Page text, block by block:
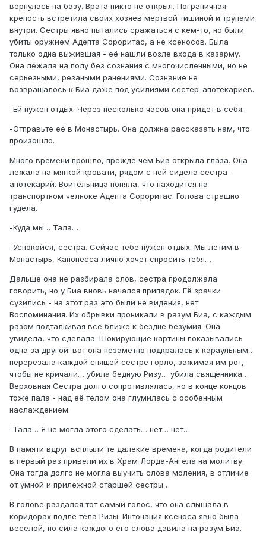
вернулась на базу. Врата никто не открыл. Пограничная
крепость встретила своих хозяев мертвой тишиной и трупами
внутри. Сестры явно пытались сражаться с кем-то, но были
убиты оружием Адепта Сороритас, а не ксеносов. Была
только одна выжившая - её нашли возле входа в казарму.
Она лежала на полу без сознания с многочисленными, но не
серьезными, резаными ранениями. Сознание не
возвращалось к Биа даже под усилиями сестер-апотекариев.
-Ей нужен отдых. Через несколько часов она придет в себя.
-Отправьте её в Монастырь. Она должна рассказать нам, что
произошло.
Много времени прошло, прежде чем Биа открыла глаза. Она
лежала на мягкой кровати, рядом с ней сидела сестра-
апотекарий. Воительница поняла, что находится на
транспортном челноке Адепта Сороритас. Голова страшно
гудела.
-Куда мы… Тала…
-Успокойся, сестра. Сейчас тебе нужен отдых. Мы летим в
Монастырь, Канонесса лично хочет спросить тебя…
Дальше она не разбирала слов, сестра продолжала
говорить, но у Биа вновь начался припадок. Её зрачки
сузились - на этот раз это были не видения, нет.
Воспоминания. Их обрывки проникали в разум Биа, с каждым
разом подталкивая все ближе к бездне безумия. Она
увидела, что сделала. Шокирующие картины показывались
одна за другой: вот она незаметно подкралась к караульным…
перерезала каждой спящей сестре горло, зажимая им рот,
чтобы не кричали… убила бедную Ризу… убила священника…
Верховная Сестра долго сопротивлялась, но в конце концов
тоже пала - над её телом она глумилась с особенным
наслаждением.
-Тала… Я не могла этого сделать… нет… нет…
В памяти вдруг всплыли те далекие времена, когда родители
в первый раз привели их в Храм Лорда-Ангела на молитву.
Она тогда долго не могла выучить слова моления, в отличие
от умной и прилежной старшей сестры…
В голове раздался тот самый голос, что она слышала в
коридорах подле тела Ризы. Интонация ксеноса явно была
веселой, но сила каждого его слова давила на разум Биа.